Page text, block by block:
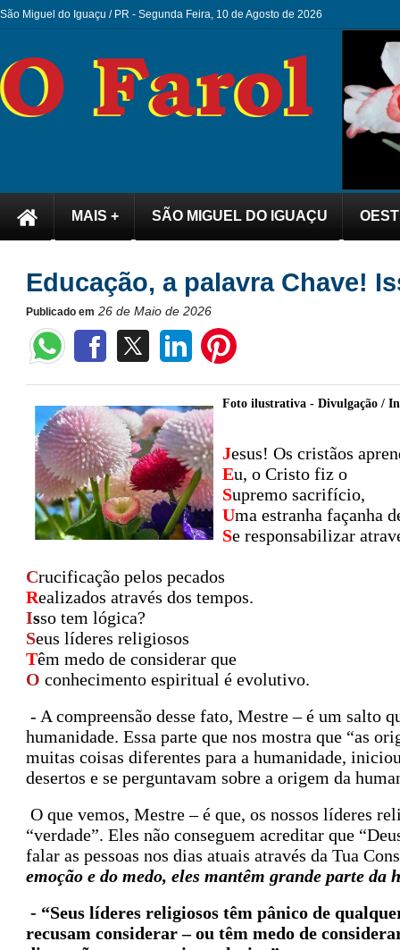
São Miguel do Iguaçu / PR - Segunda Feira, 10 de Agosto de 2026
MAIS + SÃO MIGUEL DO IGUAÇU
Educação, a palavra Chave!
Publicado em 26 de Maio de 2026
Foto ilustrativa - Divulgação /
Jesus! Os cristãos
Eu, o Cristo fiz o
Supremo sacrifício,
Uma estranha façanha
Se responsabilizar
Crucificação pelos pecados
Realizados através dos tempos.
Isso tem lógica?
Seus líderes religiosos
Têm medo de considerar que
O conhecimento espiritual é evolutivo.
- A compreensão desse fato, Mestre – é um salto
humanidade. Essa parte que nos mostra que “as
muitas coisas diferentes para a humanidade,
desertos e se perguntavam sobre a origem da
O que vemos, Mestre – é que, os nossos líderes
“verdade”. Eles não conseguem acreditar que
falar as pessoas nos dias atuais através da Tua
emoção e do medo, eles mantêm grande parte da
- “Seus líderes religiosos têm pânico de
recusam considerar – ou têm medo de